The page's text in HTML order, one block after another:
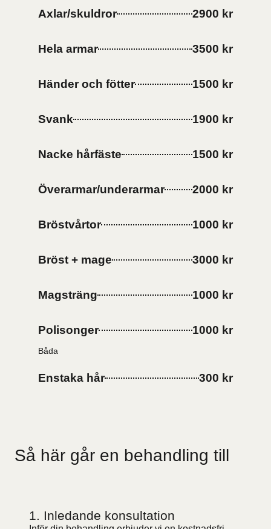
Axlar/skuldror 2900 kr
Hela armar 3500 kr
Händer och fötter 1500 kr
Svank 1900 kr
Nacke hårfäste 1500 kr
Överarmar/underarmar 2000 kr
Bröstvårtor 1000 kr
Bröst + mage 3000 kr
Magsträng 1000 kr
Polisonger 1000 kr
Båda
Enstaka hår 300 kr
Så här går en behandling till
1. Inledande konsultation